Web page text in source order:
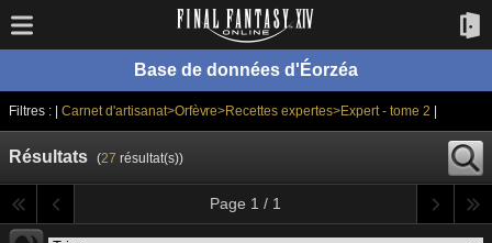
Base de données d'Éorzéa
Filtres : | Carnet d'artisanat>Orfèvre>Recettes expertes>Expert - tome 2
Résultats (27 résultat(s))
Page 1 / 1